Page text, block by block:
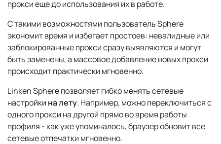
прокси еще до использования их в работе.
С такими возможностями пользователь Sphere
экономит время и избегает простоев: невалидные или
заблокированные прокси сразу выявляются и могут
быть заменены, а массовое добавление новых прокси
происходит практически мгновенно.
Linken Sphere позволяет гибко менять сетевые
настройки на лету. Например, можно переключиться с
одного прокси на другой прямо во время работы
профиля - как уже упоминалось, браузер обновит все
сетевые отпечатки мгновенно.